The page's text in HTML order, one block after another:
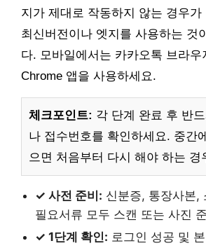
지가 제대로 작동하지 않는 경우가
최신버전이나 엣지를 사용하는 것
다. 모바일에서는 카카오톡 브라우
Chrome 앱을 사용하세요.
체크포인트: 각 단계 완료 후 반
나 접수번호를 확인하세요. 중간
으면 처음부터 다시 해야 하는 경
✓ 사전 준비: 신분증, 통장사본,
필요서류 모두 스캔 또는 사진
✓ 1단계 확인: 로그인 성공 및